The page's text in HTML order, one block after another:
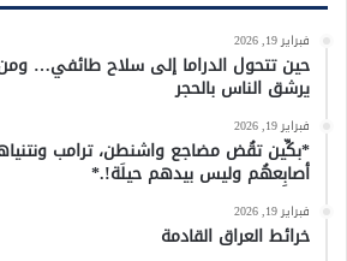
فبراير 19, 2026
حين تتحول الدراما إلى سلاح طائفي…
يرشق الناس بالحجر
فبراير 19, 2026
*بكِّين تقُض مضاجع واشنطن، ترامب
أصابِعهُم وليس بيدهم حيلَة!.*
فبراير 19, 2026
خرائط العراق القادمة